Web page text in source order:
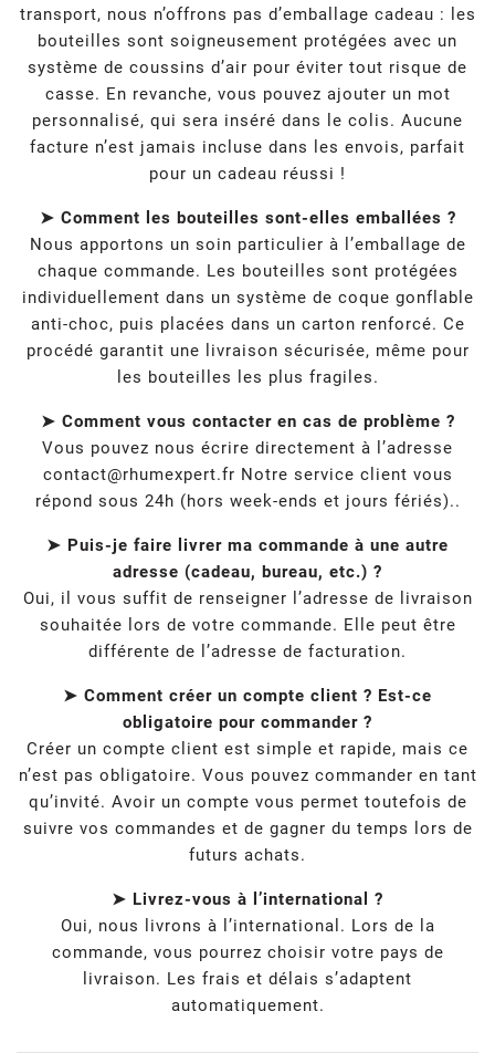
transport, nous n’offrons pas d’emballage cadeau : les
bouteilles sont soigneusement protégées avec un
système de coussins d’air pour éviter tout risque de
casse. En revanche, vous pouvez ajouter un mot
personnalisé, qui sera inséré dans le colis. Aucune
facture n’est jamais incluse dans les envois, parfait
pour un cadeau réussi !
➤ Comment les bouteilles sont-elles emballées ?
Nous apportons un soin particulier à l’emballage de
chaque commande. Les bouteilles sont protégées
individuellement dans un système de coque gonflable
anti-choc, puis placées dans un carton renforcé. Ce
procédé garantit une livraison sécurisée, même pour
les bouteilles les plus fragiles.
➤ Comment vous contacter en cas de problème ?
Vous pouvez nous écrire directement à l’adresse
contact@rhumexpert.fr Notre service client vous
répond sous 24h (hors week-ends et jours fériés)..
➤ Puis-je faire livrer ma commande à une autre
adresse (cadeau, bureau, etc.) ?
Oui, il vous suffit de renseigner l’adresse de livraison
souhaitée lors de votre commande. Elle peut être
différente de l’adresse de facturation.
➤ Comment créer un compte client ? Est-ce
obligatoire pour commander ?
Créer un compte client est simple et rapide, mais ce
n’est pas obligatoire. Vous pouvez commander en tant
qu’invité. Avoir un compte vous permet toutefois de
suivre vos commandes et de gagner du temps lors de
futurs achats.
➤ Livrez-vous à l’international ?
Oui, nous livrons à l’international. Lors de la
commande, vous pourrez choisir votre pays de
livraison. Les frais et délais s’adaptent
automatiquement.